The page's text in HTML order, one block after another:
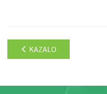
KAZALO